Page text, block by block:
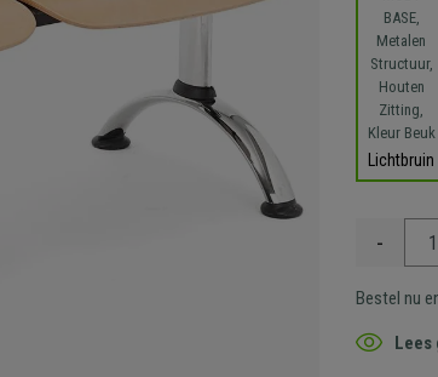
Lichtbruin
-
Bestel nu